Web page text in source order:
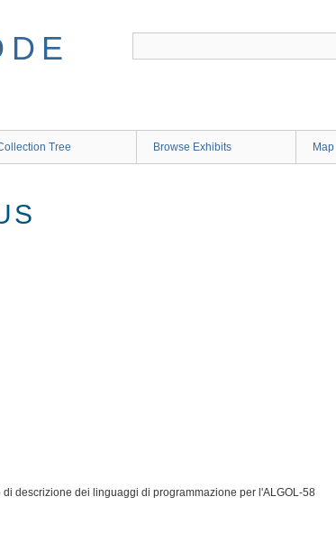
Tree Browse Exhibits Map
descrizione dei linguaggi di programmazione per l'ALGOL-58